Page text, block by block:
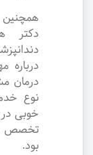
همچنین
درمان
نوع
خوبی
تخصص
بود.